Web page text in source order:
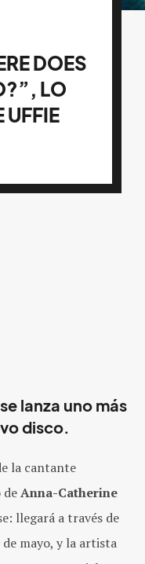
DOES
LO
UFFIE
lanza uno más
disco.
la cantante
deAnna-Catherine
llegará a través de
de mayo, y la artista